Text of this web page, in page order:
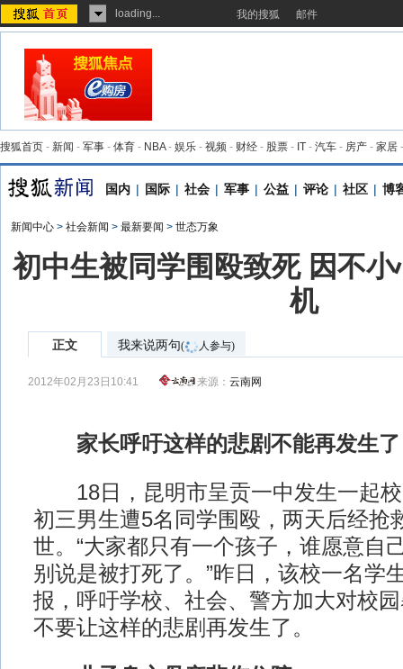
loading... 我的搜狐 邮件
搜狐首页 - 新闻 - 军事 - 体育 - NBA- 娱乐 - 视频 - 财经 - 股票 - IT - 汽车 - 房产 - 家居
国内 | 国际 | 社会 | 军事 | 公益 | 评论 | 社区 | 博
新闻中心 > 社会新闻 > 最新要闻 > 世态万象
初中生被同学围殴致死 因不
机
正文 我来说两句( 人参与)
2012年02月23日10:41 来源： 云南网
家长呼吁这样的悲剧不能再发生了
18日，昆明市呈贡一中发生一起校
初三男生遭5名同学围殴，两天后经抢
世。“大家都只有一个孩子，谁愿意自
别说是被打死了。”昨日，该校一名学
报，呼吁学校、社会、警方加大对校
不要让这样的悲剧再发生了。